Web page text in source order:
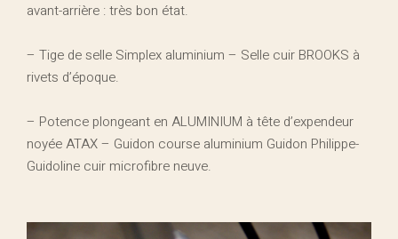
avant-arrière : très bon état.
– Tige de selle Simplex aluminium – Selle cuir BROOKS à
rivets d’époque.
– Potence plongeant en ALUMINIUM à tête d’expendeur
noyée ATAX – Guidon course aluminium Guidon Philippe-
Guidoline cuir microfibre neuve.